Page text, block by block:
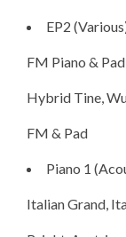
EP2
FM Piano &
Hybrid Tine,
FM & Pad
Piano 1
Italian Grand,